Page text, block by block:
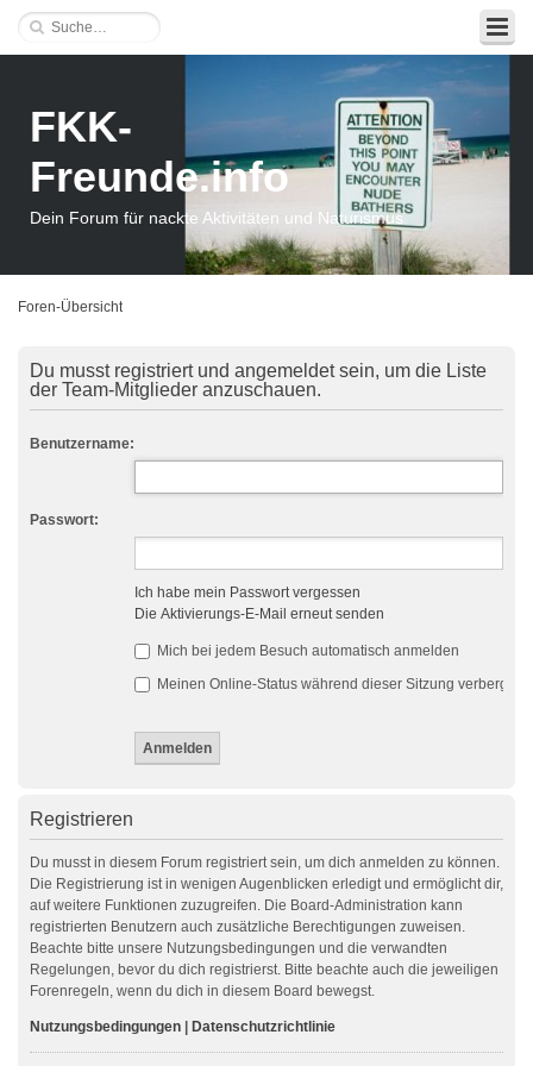
FKK-
Freunde.info
Dein Forum für nackte Aktivitäten und Naturismus
Foren-Übersicht
Du musst registriert und angemeldet sein, um die Liste
der Team-Mitglieder anzuschauen.
Benutzername:
Passwort:
Ich habe mein Passwort vergessen
Die Aktivierungs-E-Mail erneut senden
Mich bei jedem Besuch automatisch anmelden
Meinen Online-Status während dieser Sitzung verbergen
Registrieren
Du musst in diesem Forum registriert sein, um dich anmelden zu können.
Die Registrierung ist in wenigen Augenblicken erledigt und ermöglicht dir,
auf weitere Funktionen zuzugreifen. Die Board-Administration kann
registrierten Benutzern auch zusätzliche Berechtigungen zuweisen.
Beachte bitte unsere Nutzungsbedingungen und die verwandten
Regelungen, bevor du dich registrierst. Bitte beachte auch die jeweiligen
Forenregeln, wenn du dich in diesem Board bewegst.
Nutzungsbedingungen Datenschutzrichtlinie